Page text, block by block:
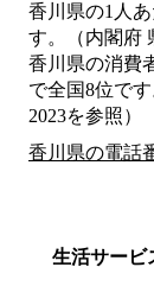
香川県の1人
す。（内閣府
香川県の消費
で全国8位で
2023を参照）
香川県の電話
生活サービ